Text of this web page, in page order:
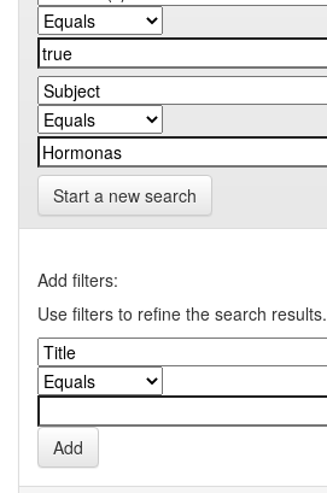
Start a new search
Add filters:
Use filters to refine the search results.